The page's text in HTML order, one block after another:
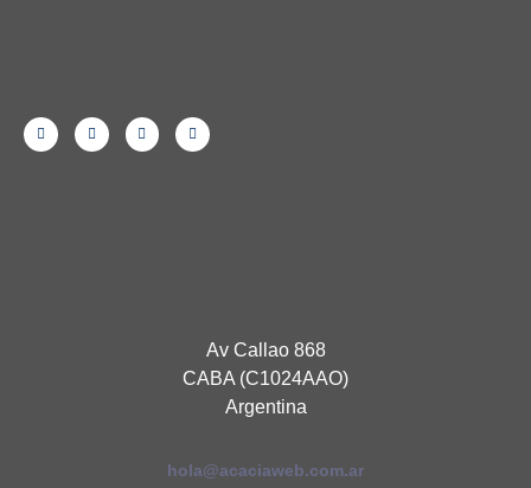
Av Callao 868
CABA (C1024AAO)
Argentina
hola@acaciaweb.com.ar